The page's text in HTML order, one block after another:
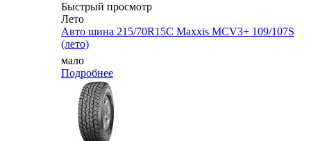
Быстрый просмотр
Лето
Авто шина 215/70R15C Maxxis MCV3+ 109/107S
(лето)
мало
Подробнее